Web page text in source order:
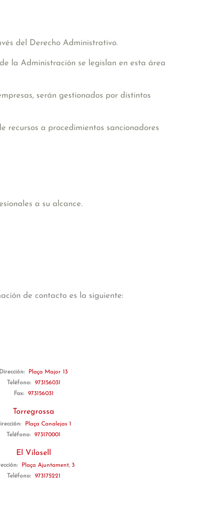
del Derecho Administrativo.
la Administración se legislan en esta área
serán gestionados por distintos
recursos a procedimientos sancionadores
a su alcance.
de contacto es la siguiente:
Dirección:
Plaça Major 13
Teléfono:
973156031
Fax:
973156031
Torregrossa
Plaça Canalejas 1
Teléfono:
973170001
El Vilosell
Plaça Ajuntament, 3
Teléfono:
973175221